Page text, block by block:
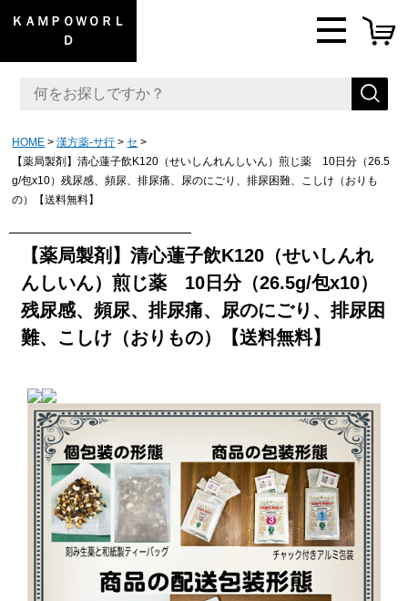
ＫＡＭＰＯＷＯＲＬ
Ｄ
HOME 漢方薬-サ行
セ
【薬局製剤】清心蓮子飲K120（せいしんれんしいん）煎じ薬 10日分（26.5
g/包x10）残尿感、頻尿、排尿痛、尿のにごり、排尿困難、こしけ（おりも
の）【送料無料】
【薬局製剤】清心蓮子飲K120（せいしんれ
んしいん）煎じ薬 10日分（26.5g/包x10）
残尿感、頻尿、排尿痛、尿のにごり、排尿困
難、こしけ（おりもの）【送料無料】